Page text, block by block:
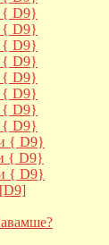
{ D9}
{ D9}
{ D9}
{ D9}
{ D9}
{ D9}
{ D9}
{ D9}
{ D9}
{ D9}
{ D9}